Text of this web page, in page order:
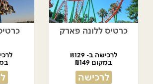
כרטיס ללונה פארק
לרכישה ב- ₪129
במקום ₪149
לרכישה